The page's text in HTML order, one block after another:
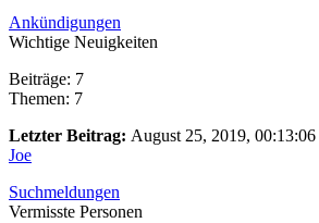
Ankündigungen
Wichtige Neuigkeiten
Beiträge: 7
Themen: 7
Letzter Beitrag: August 25, 2019, 00:13:06
Joe
Suchmeldungen
Vermisste Personen